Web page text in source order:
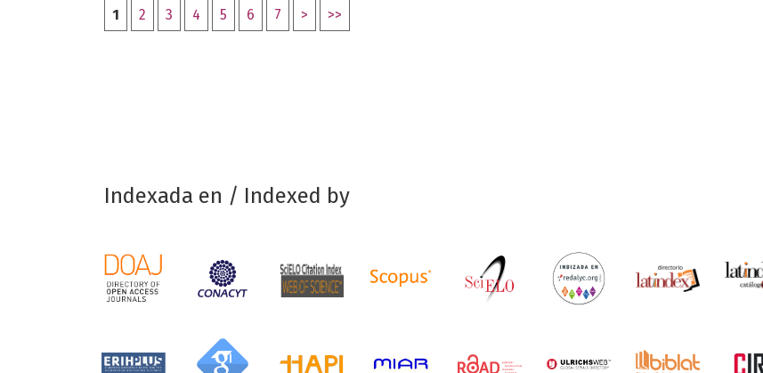
1 2 3 4 5 6 7 > >>
Indexada en / Indexed by